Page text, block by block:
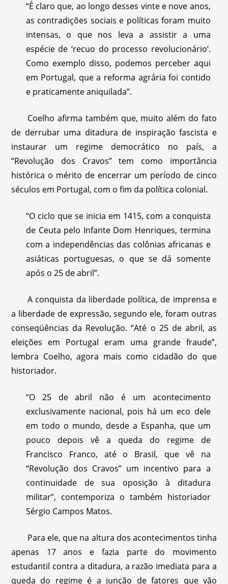
“É claro que, ao longo desses vinte e nove anos,
as contradições sociais e políticas foram muito
intensas, o que nos leva a assistir a uma
espécie de ‘recuo do processo revolucionário’.
Como exemplo disso, podemos perceber aqui
em Portugal, que a reforma agrária foi contido
e praticamente aniquilada”.
Coelho afirma também que, muito além do fato
de derrubar uma ditadura de inspiração fascista e
instaurar um regime democrático no país, a
“Revolução dos Cravos” tem como importância
histórica o mérito de encerrar um período de cinco
séculos em Portugal, com o fim da política colonial.
“O ciclo que se inicia em 1415, com a conquista
de Ceuta pelo Infante Dom Henriques, termina
com a independências das colônias africanas e
asiáticas portuguesas, o que se dá somente
após o 25 de abril”.
A conquista da liberdade política, de imprensa e
a liberdade de expressão, segundo ele, foram outras
conseqüências da Revolução. “Até o 25 de abril, as
eleições em Portugal eram uma grande fraude”,
lembra Coelho, agora mais como cidadão do que
historiador.
“O 25 de abril não é um acontecimento
exclusivamente nacional, pois há um eco dele
em todo o mundo, desde a Espanha, que um
pouco depois vê a queda do regime de
Francisco Franco, até o Brasil, que vê na
“Revolução dos Cravos” um incentivo para a
continuidade de sua oposição à ditadura
militar”, contemporiza o também historiador
Sérgio Campos Matos.
Para ele, que na altura dos acontecimentos tinha
apenas 17 anos e fazia parte do movimento
estudantil contra a ditadura, a razão imediata para a
queda do regime é a junção de fatores que vão